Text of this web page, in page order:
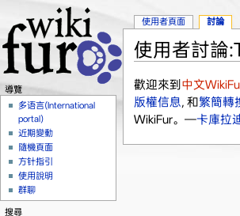
使用者討論
歡迎來到 中文
版權信息, 和繁簡轉
WikiFur。—卡庫拉
使用者頁面 討論
導覽
多语言(International
portal)
近期變動
隨機頁面
方针指引
使用說明
群聊
搜尋